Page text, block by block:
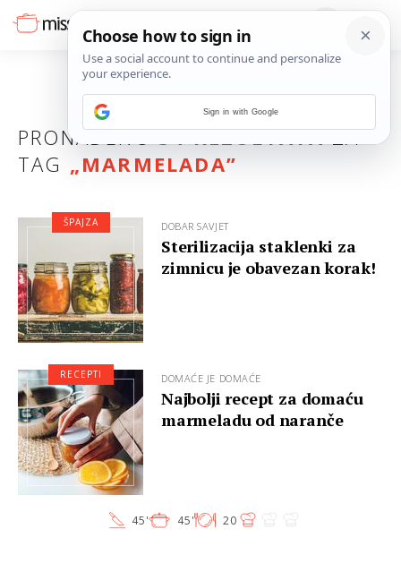
PRONAĐENO34 REZULTATAZA
TAG „MARMELADA”
DOBAR SAVJET
Sterilizacija staklenki za
zimnicu je obavezan korak!
ŠPAJZA
DOMAĆE JE DOMAĆE
Najbolji recept za domaću
marmeladu od naranče
45' 45' 20
RECEPTI
Sign in with Google